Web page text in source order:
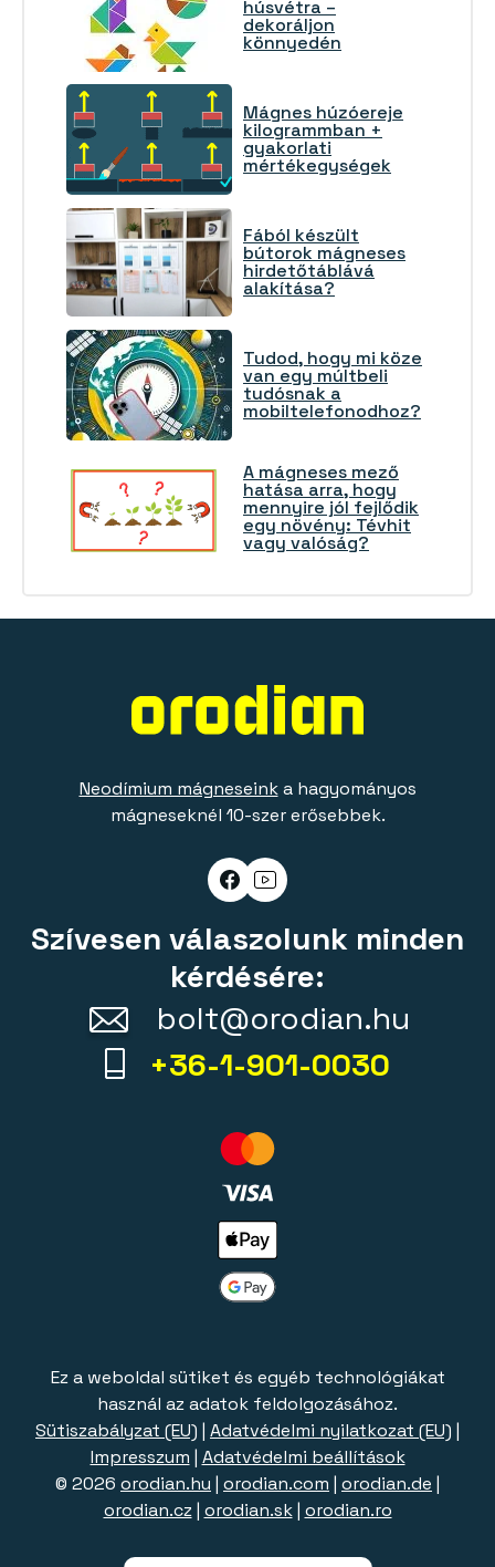
húsvétra –
dekoráljon
könnyedén
Mágnes húzóereje
kilogrammban +
gyakorlati
mértékegységek
Fából készült
bútorok mágneses
hirdetőtáblává
alakítása?
Tudod, hogy mi köze
van egy múltbeli
tudósnak a
mobiltelefonodhoz?
A mágneses mező
hatása arra, hogy
mennyire jól fejlődik
egy növény: Tévhit
vagy valóság?
Neodímium mágneseinka hagyományos
mágneseknél 10-szer erősebbek.
Szívesen válaszolunk minden
kérdésére:
bolt@orodian.hu
+36-1-901-0030
Ez a weboldal sütiket és egyéb technológiákat
használ az adatok feldolgozásához.
Sütiszabályzat (EU) | Adatvédelmi nyilatkozat (EU) |
Impresszum | Adatvédelmi beállítások
© 2026 orodian.hu | orodian.com | orodian.de |
orodian.cz| orodian.sk| orodian.ro